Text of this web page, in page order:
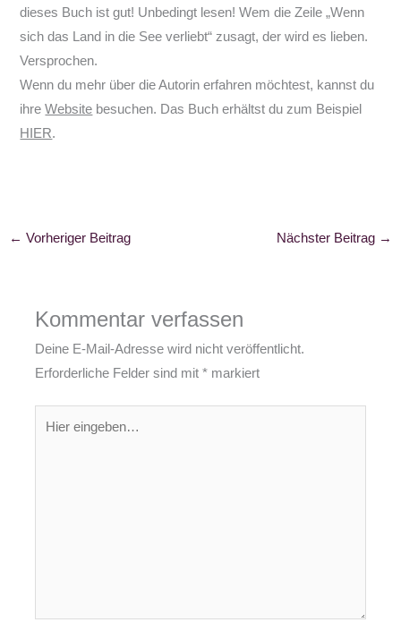
dieses Buch ist gut! Unbedingt lesen! Wem die Zeile „Wenn
sich das Land in die See verliebt“ zusagt, der wird es lieben.
Versprochen.
Wenn du mehr über die Autorin erfahren möchtest, kannst du
ihreWebsite besuchen. Das Buch erhältst du zum Beispiel
HIER.
← Vorheriger Beitrag Nächster Beitrag →
Kommentar verfassen
Deine E-Mail-Adresse wird nicht veröffentlicht.
Erforderliche Felder sind mit* markiert